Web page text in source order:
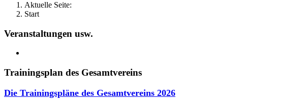
Aktuelle Seite:
Start
Veranstaltungen usw.
Trainingsplan des Gesamtvereins
Die Trainingspläne des Gesamtvereins 2026